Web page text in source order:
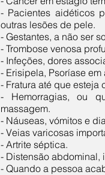
- Pacientes aidéticos
outras lesões de pele.
- Gestantes, a não ser
- Trombose venosa
- Infeções, dores
- Erisipela, Psoríase
- Fratura até que esteja
- Hemorragias, ou
massagem.
- Náuseas, vómitos e
- Veias varicosas
- Artrite séptica.
- Distensão
- Quando a pessoa